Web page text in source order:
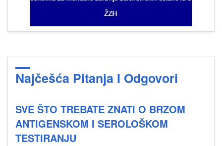
Najčešća Pitanja I Odgovori
SVE ŠTO TREBATE ZNATI O BRZOM
ANTIGENSKOM I SEROLOŠKOM
TESTIRANJU